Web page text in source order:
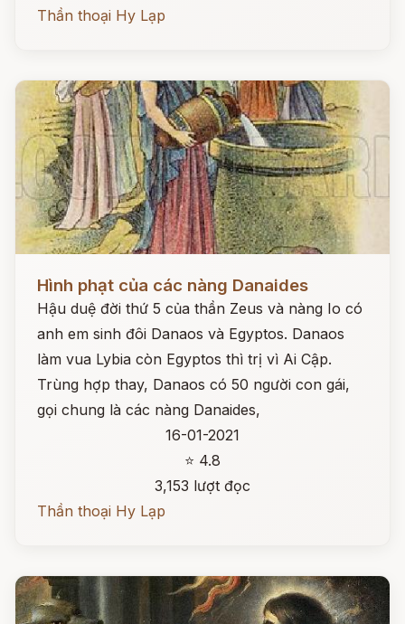
Thần thoại Hy Lạp
Hình phạt của các nàng Danaides
Hậu duệ đời thứ 5 của thần Zeus và nàng Io có
anh em sinh đôi Danaos và Egyptos. Danaos
làm vua Lybia còn Egyptos thì trị vì Ai Cập.
Trùng hợp thay, Danaos có 50 người con gái,
gọi chung là các nàng Danaides,
16-01-2021
⭐ 4.8
3,153 lượt đọc
Thần thoại Hy Lạp